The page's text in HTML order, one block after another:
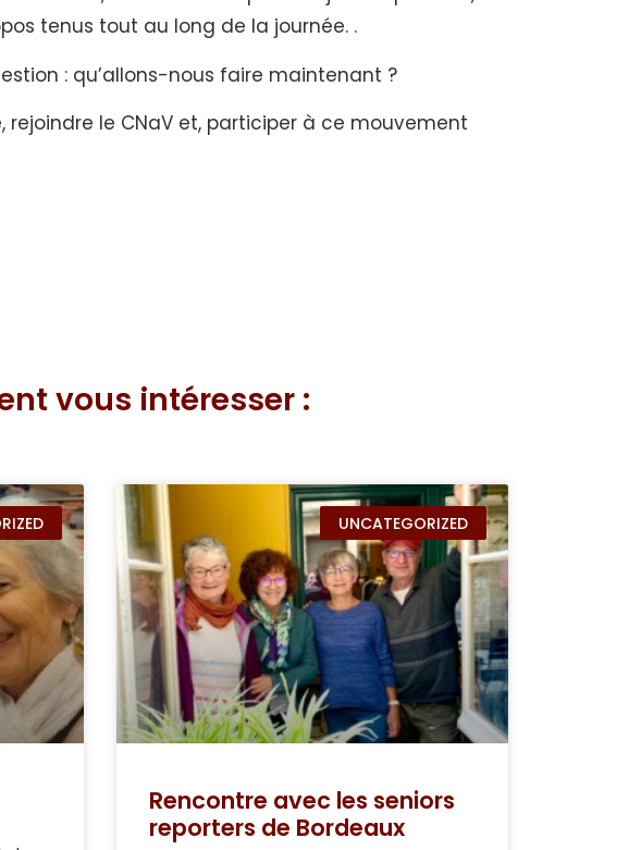
tenus tout au long de la journée. .
: qu’allons-nous faire maintenant ?
le CNaV et, participer à ce mouvement
vous intéresser :
UNCATEGORIZED
Rencontre avec les seniors
reporters de Bordeaux